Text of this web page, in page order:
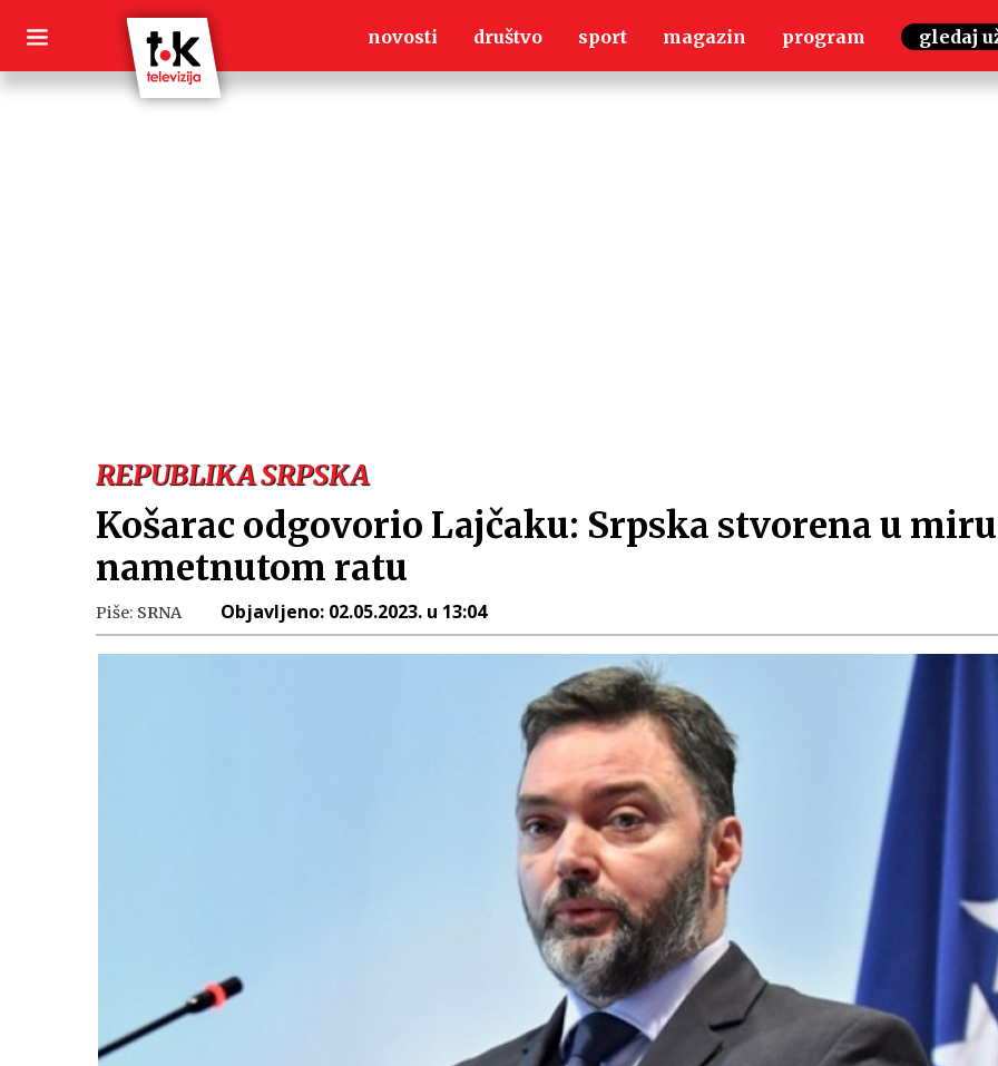
content
novosti društvo sport magazin program gledaj
REPUBLIKA SRPSKA
Košarac odgovorio Lajčaku: Srpska stvorena u
nametnutom ratu
Piše: SRNA Objavljeno: 02.05.2023. u 13:04